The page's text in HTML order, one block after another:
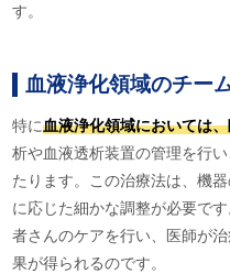
す。
血液浄化領域のチー
特に血液浄化領域においては
析や血液透析装置の管理を行
たります。この治療法は、機
に応じた細かな調整が必要で
者さんのケアを行い、医師が
果が得られるのです。